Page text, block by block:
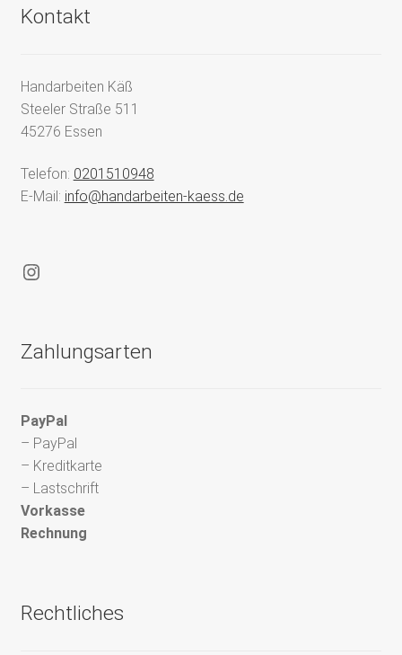
Kontakt
Handarbeiten Käß
Steeler Straße 511
45276 Essen
Telefon: 0201510948
E-Mail: info@handarbeiten-kaess.de
Instagram
Zahlungsarten
PayPal
– PayPal
– Kreditkarte
– Lastschrift
Vorkasse
Rechnung
Rechtliches